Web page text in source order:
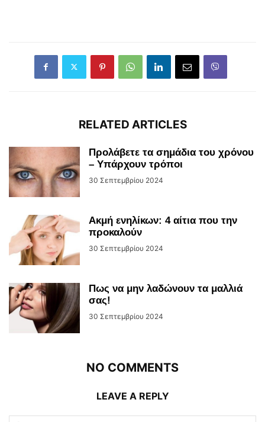
RELATED ARTICLES
Προλάβετε τα σημάδια του χρόνου
– Υπάρχουν τρόποι
30 Σεπτεμβρίου 2024
Ακμή ενηλίκων: 4 αίτια που την
προκαλούν
30 Σεπτεμβρίου 2024
Πως να μην λαδώνουν τα μαλλιά
σας!
30 Σεπτεμβρίου 2024
NO COMMENTS
LEAVE A REPLY